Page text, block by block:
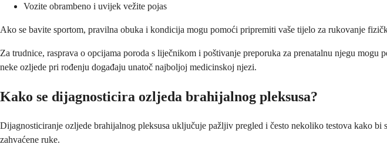
Vozite obrambeno i uvijek vežite pojas
Ako se bavite sportom, pravilna obuka i kondicija mogu pomoći pripremiti vaše tijelo za rukovanje
Za trudnice, rasprava o opcijama poroda s liječnikom i poštivanje preporuka za prenatalnu njegu
neke ozljede pri rođenju događaju unatoč najboljoj medicinskoj njezi.
Kako se dijagnosticira ozljeda brahijalnog pleksusa?
Dijagnosticiranje ozljede brahijalnog pleksusa uključuje pažljiv pregled i često nekoliko testova kako
zahvaćene ruke.